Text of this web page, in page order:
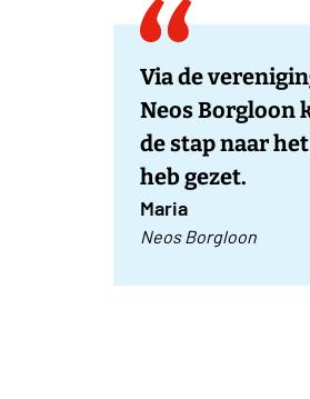
Via de
Neos Borgloon
de stap naar
heb gezet.
Maria
Neos Borgloon